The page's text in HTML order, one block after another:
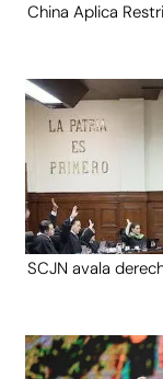
China Aplica
SCJN avala